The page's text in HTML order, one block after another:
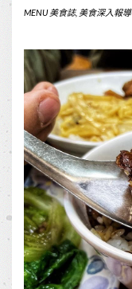
MENU 美食誌, 美食深入報導